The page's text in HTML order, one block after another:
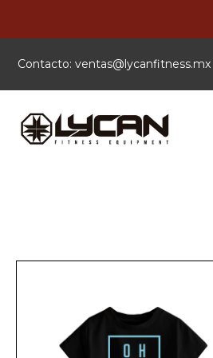
Contacto: xm.ssentifnacyl@satnev